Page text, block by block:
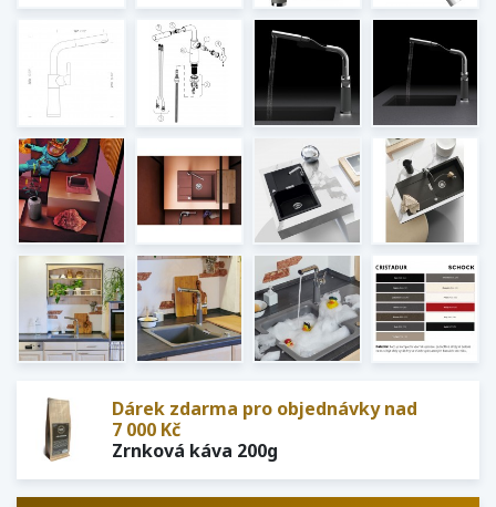
Dárek zdarma pro objednávky nad
7 000 Kč
Zrnková káva 200g